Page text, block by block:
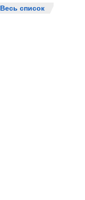
Весь список